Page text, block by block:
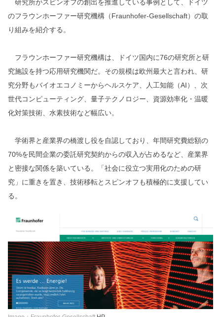
研究所がスピンオフの創出を推進している事例として、ドイツ
のフラウンホーファー研究機構（Fraunhofer-Gesellschaft）の取
り組みを紹介する。
フラウンホーファー研究機構は、ドイツ国内に76の研究所と研
究施設を持つ応用研究機関だ。その規模は欧州最大と言われ、研
究分野もバイオエコノミーからヘルスケア、人工知能（AI）、次
世代コンピューティング、量子テクノロジー、資源効率化・温暖
化対策技術、水素技術など幅広い。
学術界と産業界の橋渡し役を自認しており、年間研究費総額の
70%を民間企業の委託研究契約からの収入が占めるなど、産業界
と密接な関係を築いている。「社会に役立つ実用化のための研
究」に重きを置き、技術移転とスピンオフも積極的に支援してい
る。